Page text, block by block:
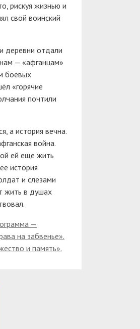
рискуя жизнью и
свой воинский
деревни отдали
— «афганцам»
боевых
«горячие
почтили
а история вечна.
война.
ей еще жить
история
и слезами
жить в душах
—
на забвенье».
и память».